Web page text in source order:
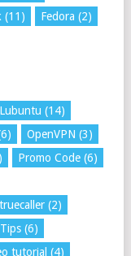
(11) Fedora (2)
Lubuntu (14)
OpenVPN (3)
Promo Code(6)
truecaller(2)
(6)
tutorial (4)